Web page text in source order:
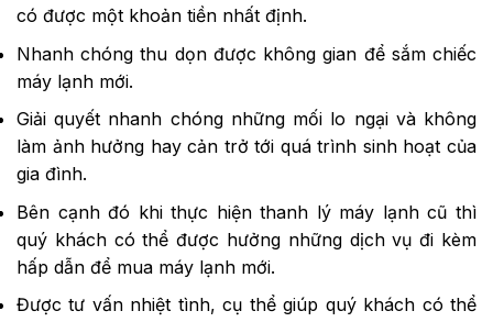
có được một khoản tiền nhất định.
Nhanh chóng thu dọn được không gian để sắm chiếc
máy lạnh mới.
Giải quyết nhanh chóng những mối lo ngại và không
làm ảnh hưởng hay cản trở tới quá trình sinh hoạt của
gia đình.
Bên cạnh đó khi thực hiện thanh lý máy lạnh cũ thì
quý khách có thể được hưởng những dịch vụ đi kèm
hấp dẫn để mua máy lạnh mới.
Được tư vấn nhiệt tình, cụ thể giúp quý khách có thể